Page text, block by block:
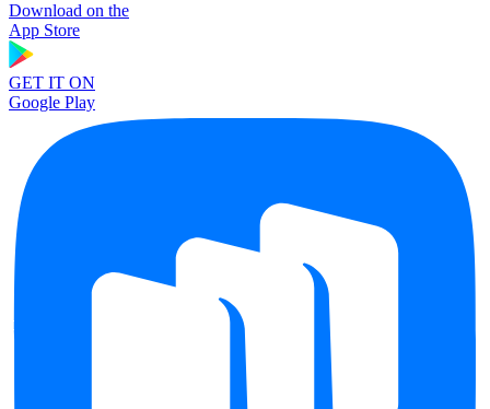
Download on the
App Store
GET IT ON
Google Play